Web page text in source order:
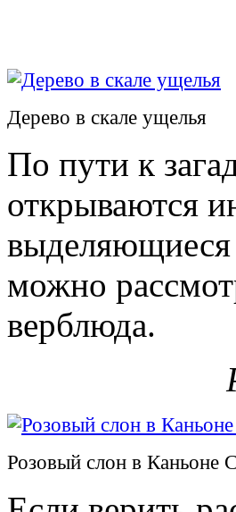
Дерево в скале ущелья
По пути к
открываются
выделяющиеся
можно
верблюда.
Розовый слон в Каньоне